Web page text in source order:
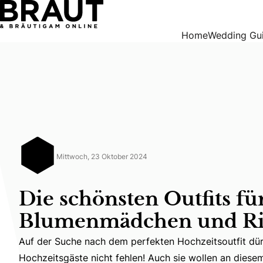
Die schönsten Outfits für eure Blumenmädchen und
HomeWedding
Mittwoch, 23 Oktober 2024
Die schönsten Outfits
Blumenmädchen und
Auf der Suche nach dem perfekten Hochzeitsoutfit
Auf der Suche nach dem perfekten Hochzeitsoutfit
Hochzeitsgäste nicht fehlen! Auch sie wollen an